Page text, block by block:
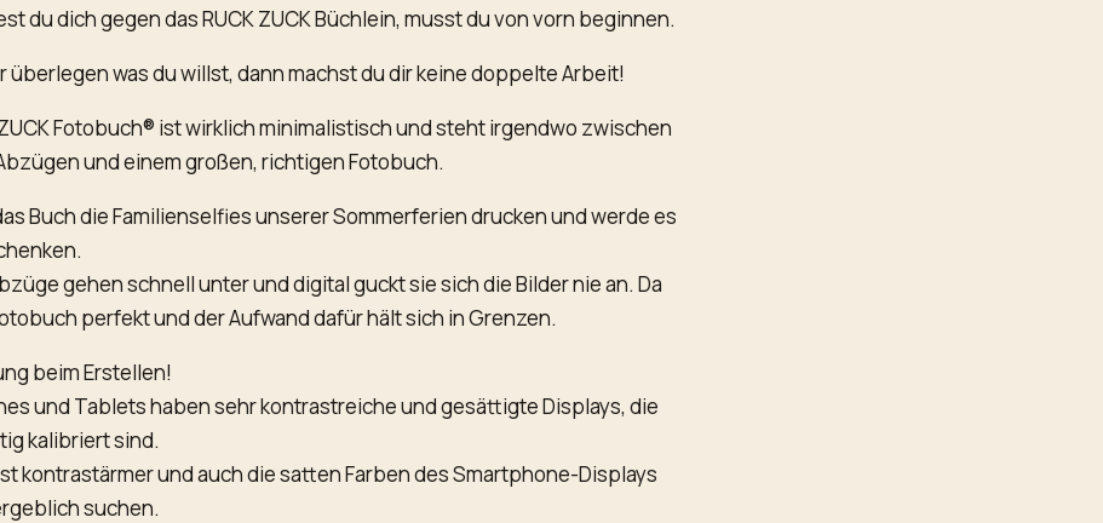
du dich gegen das RUCK ZUCK Büchlein, musst du von vorn beginnen.
überlegen was du willst, dann machst du dir keine doppelte Arbeit!
ZUCK Fotobuch® ist wirklich minimalistisch und steht irgendwo zwischen
und einem großen, richtigen Fotobuch.
Buch die Familienselfies unserer Sommerferien drucken und werde es
gehen schnell unter und digital guckt sie sich die Bilder nie an. Da
perfekt und der Aufwand dafür hält sich in Grenzen.
beim Erstellen!
und Tablets haben sehr kontrastreiche und gesättigte Displays, die
kalibriert sind.
kontrastärmer und auch die satten Farben des Smartphone-Displays
suchen.